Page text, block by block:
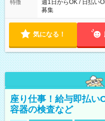
特徴
週1日からOK / 日払い
募集
気になる！
座り仕事！給与即払い
容器の検査など